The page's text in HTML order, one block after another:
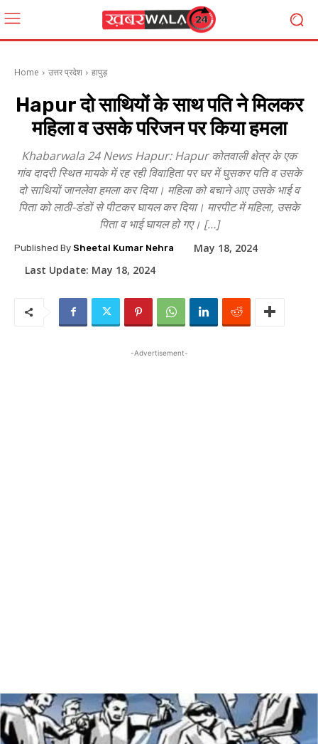
Home उत्तर प्रदेश हापुड़
Hapur दो साथियों के साथ पति ने मिलकर
महिला व उसके परिजन पर किया हमला
Khabarwala 24 News Hapur: Hapur कोतवाली क्षेत्र के एक
गांव दादरी स्थित मायके में रह रही विवाहिता पर घर में घुसकर पति व उसके
दो साथियों जानलेवा हमला कर दिया। महिला को बचाने आए उसके भाई व
पिता को लाठी-डंडों से पीटकर घायल कर दिया। मारपीट में महिला, उसके
पिता व भाई घायल हो गए। […]
Published By Sheetal Kumar Nehra
May 18, 2024
Last Update: May 18, 2024
-Advertisement-